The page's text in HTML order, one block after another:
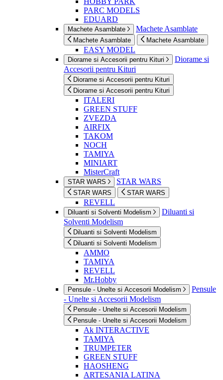
PARC MODELS
EDUARD
Machete Asamblate Machete Asamblate
Machete Asamblate Machete Asamblate
EASY MODEL
Diorame si Accesorii pentru Kituri
Diorame si
Accesorii pentru Kituri
Diorame si Accesorii pentru Kituri
Diorame si Accesorii pentru Kituri
ITALERI
GREEN STUFF
ZVEZDA
AIRFIX
TAKOM
NOCH
TAMIYA
MINIART
MisterCraft
STAR WARS STAR WARS
STAR WARS STAR WARS
REVELL
Diluanti si Solventi Modelism
Diluanti si
Solventi Modelism
Diluanti si Solventi Modelism
Diluanti si Solventi Modelism
AMMO
TAMIYA
REVELL
Mr.Hobby
Pensule - Unelte si Accesorii Modelism
Pensule
- Unelte si Accesorii Modelism
Pensule - Unelte si Accesorii Modelism
Pensule - Unelte si Accesorii Modelism
Ak INTERACTIVE
TAMIYA
TRUMPETER
GREEN STUFF
HAOSHENG
ARTESANIA LATINA